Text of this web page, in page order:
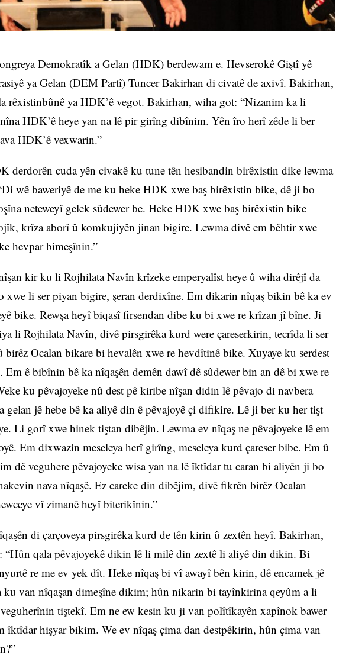
Demokratîk a Gelan (HDK) berdewam e. Hevserokê Giştî yê
ya Gelan (DEM Partî) Tuncer Bakirhan di civatê de axivî. Bakirhan,
rêxistinbûnê ya HDK’ê vegot. Bakirhan, wiha got: “Nizanim ka li
HDK’ê heye yan na lê pir girîng dibînim. Yên îro herî zêde li ber
HDK’ê vexwarin.”
derdorên cuda yên civakê ku tune tên hesibandin birêxistin dike lewma
wê baweriyê de me ku heke HDK xwe baş birêxistin bike, dê ji bo
neteweyî gelek sûdewer be. Heke HDK xwe baş birêxistin bike
krîza aborî û komkujiyên jinan bigire. Lewma divê em bêhtir xwe
hevpar bimeşînin.”
kir ku li Rojhilata Navîn krîzeke emperyalîst heye û wiha dirêjî da
xwe li ser piyan bigire, şeran derdixîne. Em dikarin nîqaş bikin bê ka ev
bike. Rewşa heyî biqasî firsendan dibe ku bi xwe re krîzan jî bîne. Ji
li Rojhilata Navîn, divê pirsgirêka kurd were çareserkirin, tecrîda li ser
birêz Ocalan bikare bi hevalên xwe re hevdîtinê bike. Xuyaye ku serdest
ê bibînin bê ka nîqaşên demên dawî dê sûdewer bin an dê bi xwe re
ku pêvajoyeke nû dest pê kiribe nîşan didin lê pêvajo di navbera
gelan jê hebe bê ka aliyê din ê pêvajoyê çi difikire. Lê ji ber ku her tişt
Li gorî xwe hinek tiştan dibêjin. Lewma ev nîqaş ne pêvajoyeke lê em
Em dixwazin meseleya herî girîng, meseleya kurd çareser bibe. Em û
dê veguhere pêvajoyeke wisa yan na lê îktîdar tu caran bi aliyên ji bo
nava nîqaşê. Ez careke din dibêjim, divê fikrên birêz Ocalan
vî zimanê heyî biterikînin.”
di çarçoveya pirsgirêka kurd de tên kirin û zextên heyî. Bakirhan,
“Hûn qala pêvajoyekê dikin lê li milê din zextê li aliyê din dikin. Bi
re me ev yek dît. Heke nîqaş bi vî awayî bên kirin, dê encamek jê
ku van nîqaşan dimeşîne dikim; hûn nikarin bi tayînkirina qeyûm a li
tiştekî. Em ne ew kesin ku ji van polîtîkayên xapînok bawer
hişyar bikim. We ev nîqaş çima dan destpêkirin, hûn çima van